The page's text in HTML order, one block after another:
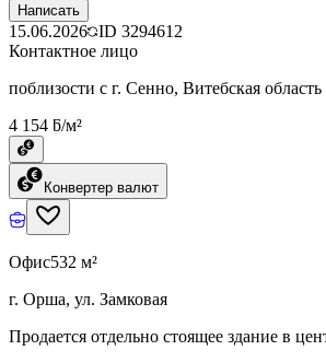
Написать
15.06.2026 ID 3294612
Контактное лицо
поблизости с г. Сенно, Витебская область
4 154 ƃ/м²
Конвертер валют
Офис532 м²
г. Орша, ул. Замковая
Продается отдельно стоящее здание в